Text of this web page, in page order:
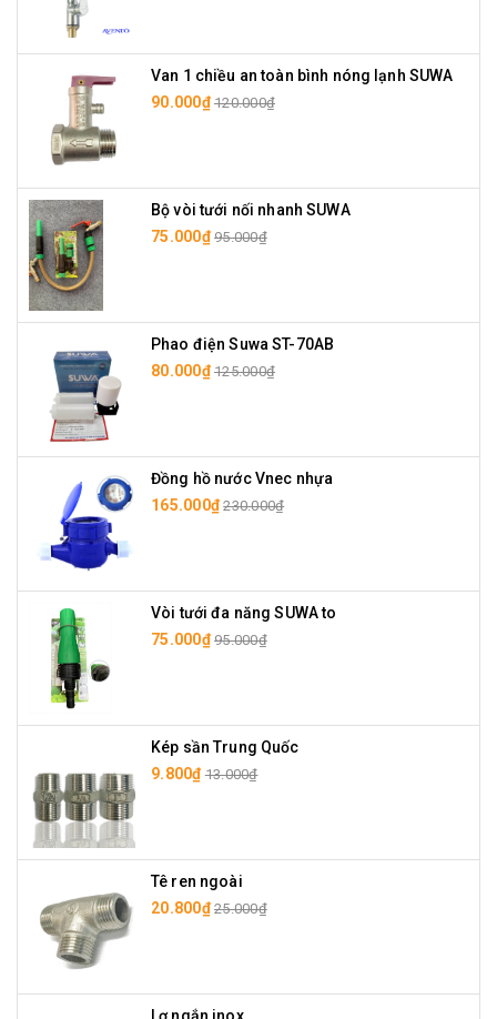
Van 1 chiều an toàn bình nóng lạnh SUWA
90.000₫ 120.000₫
Bộ vòi tưới nối nhanh SUWA
75.000₫ 95.000₫
Phao điện Suwa ST-70AB
80.000₫ 125.000₫
Đồng hồ nước Vnec nhựa
165.000₫ 230.000₫
Vòi tưới đa năng SUWA to
75.000₫ 95.000₫
Kép sần Trung Quốc
9.800₫ 13.000₫
Tê ren ngoài
20.800₫ 25.000₫